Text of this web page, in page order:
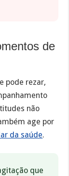
de
pode rezar,
não
age por
da saúde.
que